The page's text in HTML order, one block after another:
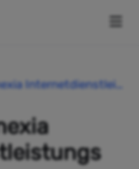
Internetdienstleis